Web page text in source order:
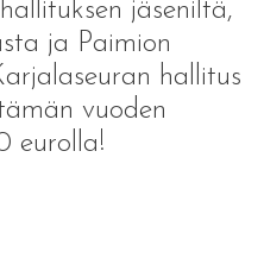
jäseniltä,
ja Paimion
hallitus
vuoden
eurolla!